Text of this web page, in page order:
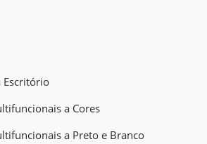
Escritório
a Cores
a Preto e Branco